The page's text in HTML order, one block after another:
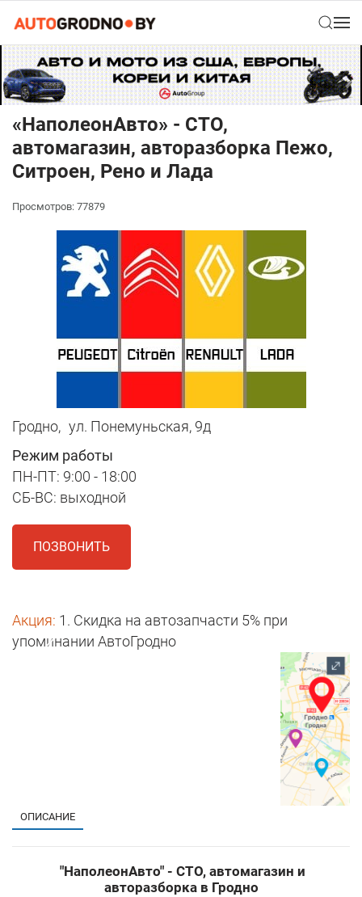
«НаполеонАвто» - СТО,
автомагазин, авторазборка Пежо,
Ситроен, Рено и Лада
Просмотров: 77879
Гродно, ул. Понемуньская, 9д
Режим работы
ПН-ПТ: 9:00 - 18:00
СБ-ВС: выходной
ПОЗВОНИТЬ
Акция: 1. Скидка на автозапчасти 5% при
упоминании АвтоГродно
ОПИСАНИЕ
"НаполеонАвто" - СТО, автомагазин и
авторазборка в Гродно